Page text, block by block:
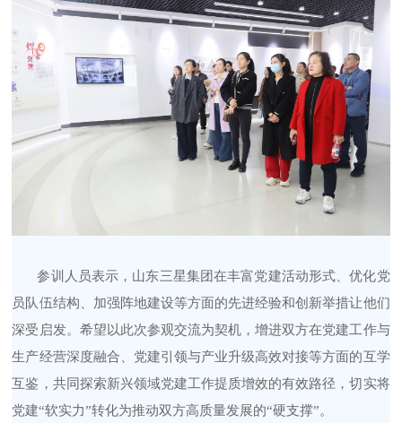
参训人员表示，山东三星集团在丰富党建活动形式、优化党
员队伍结构、加强阵地建设等方面的先进经验和创新举措让他们
深受启发。希望以此次参观交流为契机，增进双方在党建工作与
生产经营深度融合、党建引领与产业升级高效对接等方面的互学
互鉴，共同探索新兴领域党建工作提质增效的有效路径，切实将
党建“软实力”转化为推动双方高质量发展的“硬支撑”。